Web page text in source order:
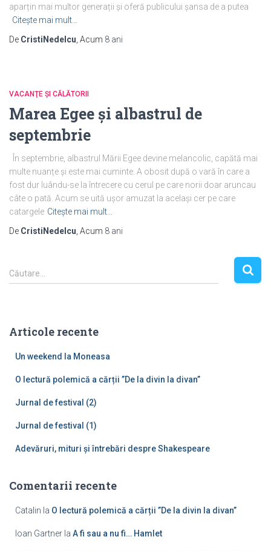
aparțin mai multor generații și oferă publicului șansa de a putea
Citește mai mult…
De CristiNedelcu , Acum 8 ani
VACANŢE ŞI CĂLĂTORII
Marea Egee și albastrul de
septembrie
În septembrie, albastrul Mării Egee devine melancolic, capătă mai
multe nuanțe și este mai cuminte. A obosit după o vară în care a
fost dur luându-se la întrecere cu cerul pe care norii doar aruncau
câte o pată. Acum se uită ușor amuzat la același cer pe care
catargele Citește mai mult…
De CristiNedelcu , Acum 8 ani
C
a
d
Căutare…
Articole recente
Un weekend la Moneasa
O lectură polemică a cărții ”De la divin la divan”
Jurnal de festival (2)
Jurnal de festival (1)
Adevăruri, mituri și întrebări despre Shakespeare
Comentarii recente
Catalin la O lectură polemică a cărții ”De la divin la divan”
Ioan Gartner la A fi sau a nu fi… Hamlet